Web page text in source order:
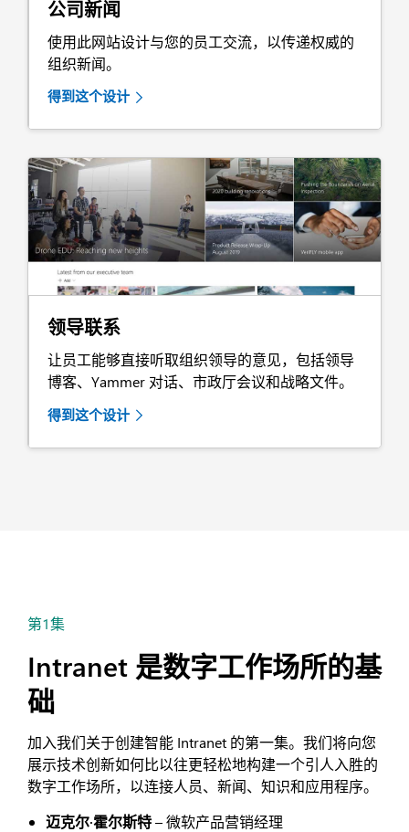
公司新闻
使用此网站设计与您的员工交流，以传递权威的
组织新闻。
得到这个设计
领导联系
让员工能够直接听取组织领导的意见，包括领导
博客、Yammer 对话、市政厅会议和战略文件。
得到这个设计
第1集
Intranet 是数字工作场所的基
础
加入我们关于创建智能 Intranet 的第一集。我们将向您
展示技术创新如何比以往更轻松地构建一个引人入胜的
数字工作场所，以连接人员、新闻、知识和应用程序。
迈克尔·霍尔斯特– 微软产品营销经理